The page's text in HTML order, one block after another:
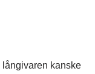
kanske